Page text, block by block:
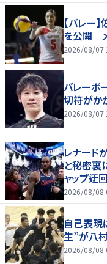
【バレー
を公開
2026/08/07
バレー
切符がか
2026/08/07
レナード
と秘密裏
ャップ迂
2026/08/08
自己表
生”が八
2026/08/08